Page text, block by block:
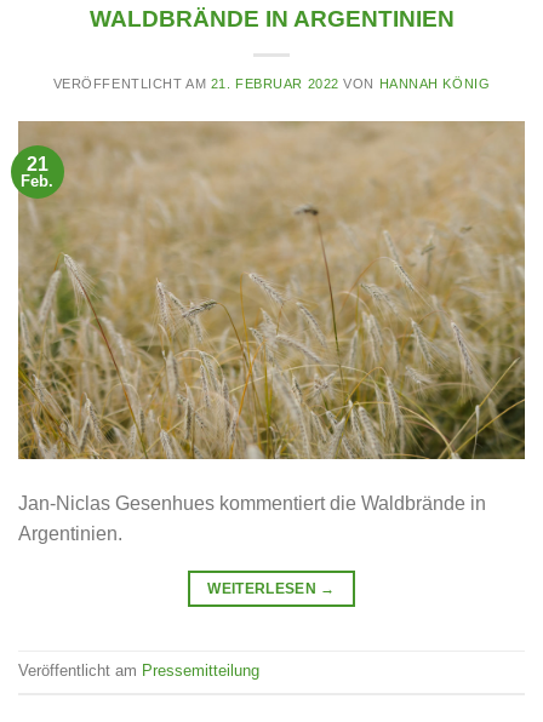
WALDBRÄNDE IN ARGENTINIEN
VERÖFFENTLICHT AM 21. FEBRUAR 2022 VON HANNAH KÖNIG
21
Feb.
Jan-Niclas Gesenhues kommentiert die Waldbrände in
Argentinien.
WEITERLESEN →
Veröffentlicht am Pressemitteilung